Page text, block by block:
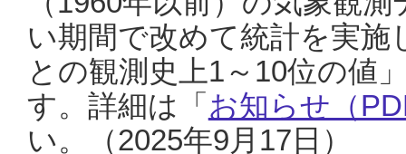
い期間で改めて統計を実
との観測史上1～10位の値
す。詳細は「 お知らせ（
い。（2025年9月17日）